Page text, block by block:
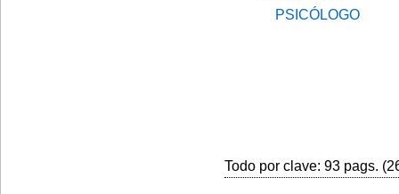
PSICÓLOGO
Todo por clave: 93 pags.